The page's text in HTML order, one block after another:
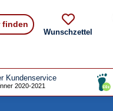
finden
Wunschzettel
Kundenservice
2020-2021